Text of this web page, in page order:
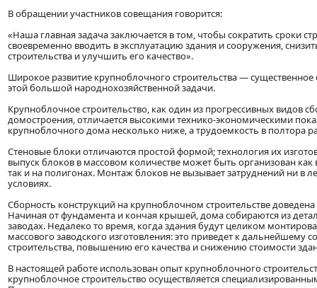
В обращении участников совещания говорится:
«Наша главная задача заключается в том, чтобы сократить сроки
своевременно вводить в эксплуатацию здания и сооружения,
строительства и улучшить его качество».
Широкое развитие крупноблочного строительства —
этой большой народнохозяйственной задачи.
Крупноблочное строительство, как один из прогрессивных видов
домостроения, отличается высокими технико-экономическими
крупноблочного дома несколько ниже, а трудоемкость в полтора
Стеновые блоки отличаются простой формой; технология их
выпуск блоков в массовом количестве может быть организован как
так и на полигонах. Монтаж блоков не вызывает затруднений ни в
условиях.
Сборность конструкций на крупноблочном строительстве
Начиная от фундамента и кончая крышей, дома собираются из
заводах. Недалеко то время, когда здания будут целиком
массового заводского изготовления: это приведет к дальнейшему
строительства, повышению его качества и снижению стоимости
В настоящей работе использован опыт крупноблочного
крупноблочное строительство осуществляется